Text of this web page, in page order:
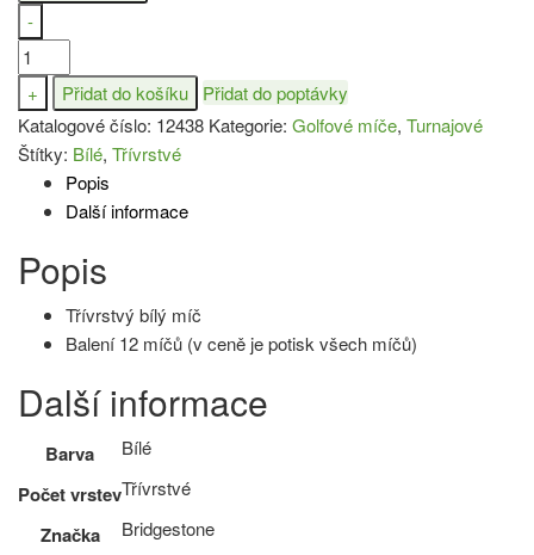
-
Bridgestone
e12
Straight
2025
množství
+ Přidat do košíku
Přidat do poptávky
Katalogové číslo: 12438 Kategorie: Golfové míče, Turnajové
Štítky: Bílé, Třívrstvé
Popis
Další informace
Popis
Třívrstvý bílý míč
Balení 12 míčů (v ceně je potisk všech míčů)
Další informace
Barva Bílé
Počet vrstevTřívrstvé
Značka Bridgestone